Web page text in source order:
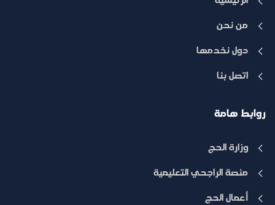
من نحن
دول نخدمها
اتصل بنا
روابط هامة
وزارة الحج
منصة الراجحي التعليمية
أعمال الحج